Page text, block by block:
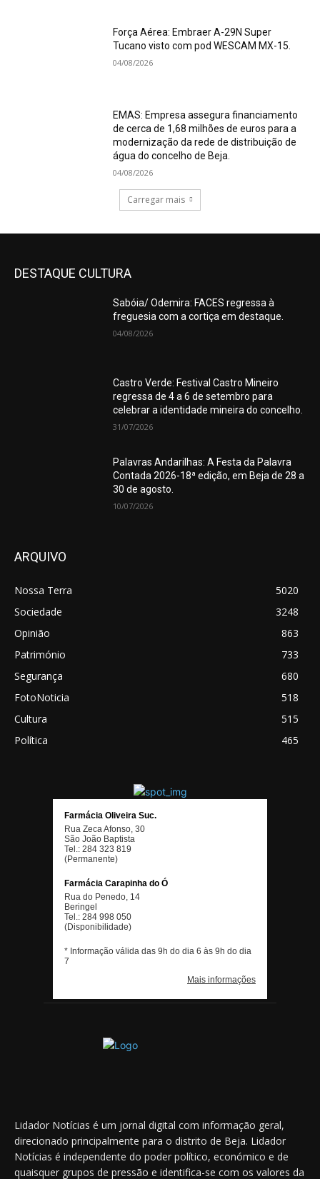
Força Aérea: Embraer A-29N Super
Tucano visto com pod WESCAM MX-15.
04/08/2026
EMAS: Empresa assegura financiamento
de cerca de 1,68 milhões de euros para a
modernização da rede de distribuição de
água do concelho de Beja.
04/08/2026
Carregar mais
DESTAQUE CULTURA
Sabóia/ Odemira: FACES regressa à
freguesia com a cortiça em destaque.
04/08/2026
Castro Verde: Festival Castro Mineiro
regressa de 4 a 6 de setembro para
celebrar a identidade mineira do concelho.
31/07/2026
Palavras Andarilhas: A Festa da Palavra
Contada 2026-18ª edição, em Beja de 28 a
30 de agosto.
10/07/2026
ARQUIVO
Nossa Terra
5020
Sociedade
3248
Opinião
863
Património
733
Segurança
680
FotoNoticia
518
Cultura
515
Política
465
Lidador Notícias é um jornal digital com informação geral,
direcionado principalmente para o distrito de Beja. Lidador
Notícias é independente do poder político, económico e de
quaisquer grupos de pressão e identifica-se com os valores da